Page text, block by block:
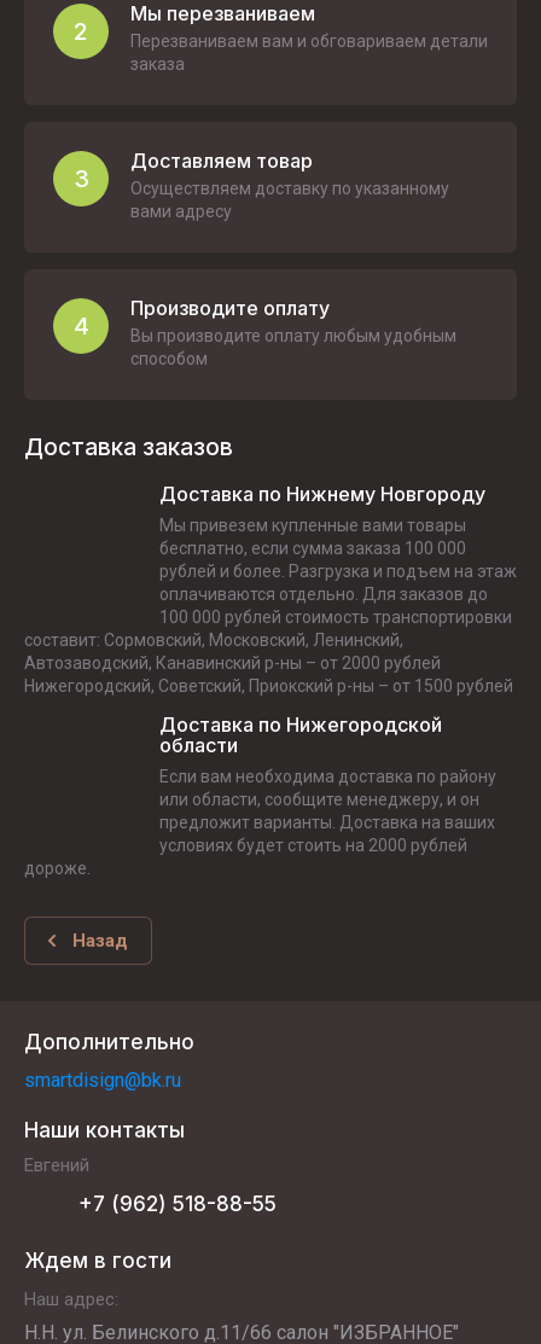
2
Мы перезваниваем
Перезваниваем вам и обговариваем детали
заказа
3
Доставляем товар
Осуществляем доставку по указанному
вами адресу
4
Производите оплату
Вы производите оплату любым удобным
способом
Доставка заказов
Доставка по Нижнему Новгороду
Мы привезем купленные вами товары
бесплатно, если сумма заказа 100 000
рублей и более. Разгрузка и подъем на этаж
оплачиваются отдельно. Для заказов до
100 000 рублей стоимость транспортировки
составит: Сормовский, Московский, Ленинский,
Автозаводский, Канавинский р-ны – от 2000 рублей
Нижегородский, Советский, Приокский р-ны – от 1500 рублей
Доставка по Нижегородской
области
Если вам необходима доставка по району
или области, сообщите менеджеру, и он
предложит варианты. Доставка на ваших
условиях будет стоить на 2000 рублей
дороже.
Назад
Наши контакты
Евгений
+7 (962) 518-88-55
Дополнительно
smartdisign@bk.ru
Ждем в гости
Наш адрес:
Н.Н. ул. Белинского д.11/66 салон "ИЗБРАННОЕ"